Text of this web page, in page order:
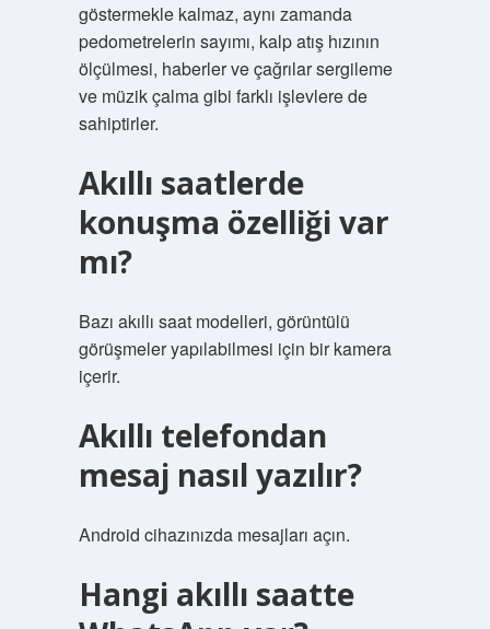
göstermekle kalmaz, aynı zamanda
pedometrelerin sayımı, kalp atış hızının
ölçülmesi, haberler ve çağrılar sergileme
ve müzik çalma gibi farklı işlevlere de
sahiptirler.
Akıllı saatlerde
konuşma özelliği var
mı?
Bazı akıllı saat modelleri, görüntülü
görüşmeler yapılabilmesi için bir kamera
içerir.
Akıllı telefondan
mesaj nasıl yazılır?
Android cihazınızda mesajları açın.
Hangi akıllı saatte